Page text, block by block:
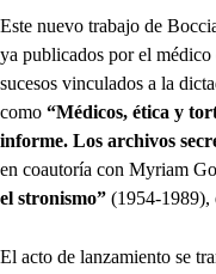
Este nuevo trabajo de
ya publicados por el
sucesos vinculados a la
como “Médicos, ética y
informe. Los archivos
en coautoría con Myriam
el stronismo” (1954-1989),
El acto de lanzamiento se